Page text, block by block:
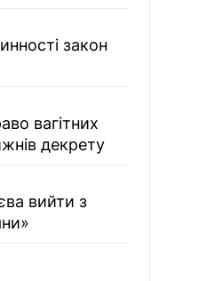
закон
вагітних
декрету
вийти з